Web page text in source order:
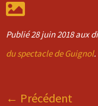
to
content
Publié28 juin 2018aux
du spectacle de Guignol.
← Précédent